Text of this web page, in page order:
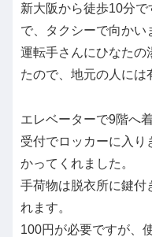
新大阪から徒歩10分
で、タクシーで向かい
運転手さんにひなたの
たので、地元の人には
エレベーターで9階へ
受付でロッカーに入り
かってくれました。
手荷物は脱衣所に鍵付
れます。
100円が必要ですが、